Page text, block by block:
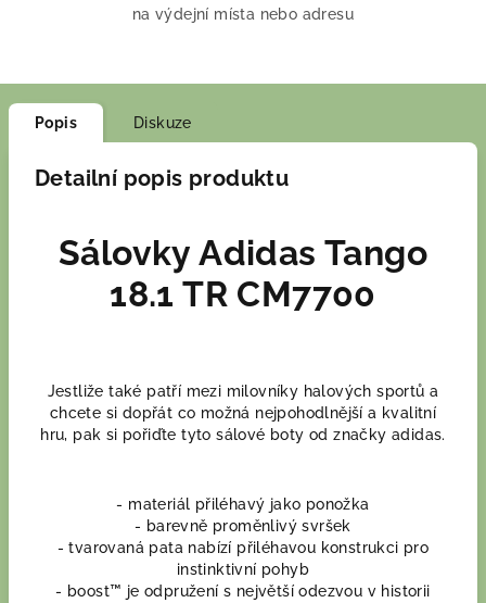
na výdejní místa nebo adresu
Popis Diskuze
Detailní popis produktu
Sálovky Adidas Tango
18.1 TR CM7700
Jestliže také patří mezi milovníky halových sportů a
chcete si dopřát co možná nejpohodlnější a kvalitní
hru, pak si pořiďte tyto sálové boty od značky adidas.
- materiál přiléhavý jako ponožka
- barevně proměnlivý svršek
- tvarovaná pata nabízí přiléhavou konstrukci pro
instinktivní pohyb
- boost™ je odpružení s největší odezvou v historii